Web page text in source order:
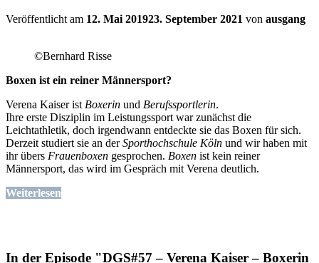
Veröffentlicht am 12. Mai 201923. September 2021 von ausgang
©Bernhard Risse
Boxen ist ein reiner Männersport?
Verena Kaiser ist Boxerin und Berufssportlerin.
Ihre erste Disziplin im Leistungssport war zunächst die
Leichtathletik, doch irgendwann entdeckte sie das Boxen für sich.
Derzeit studiert sie an derSporthochschule Köln und wir haben mit
ihr übers Frauenboxen gesprochen. Boxen ist kein reiner
Männersport, das wird im Gespräch mit Verena deutlich.
Weiterlesen
In der Episode "DGS#57 – Verena Kaiser – Boxerin